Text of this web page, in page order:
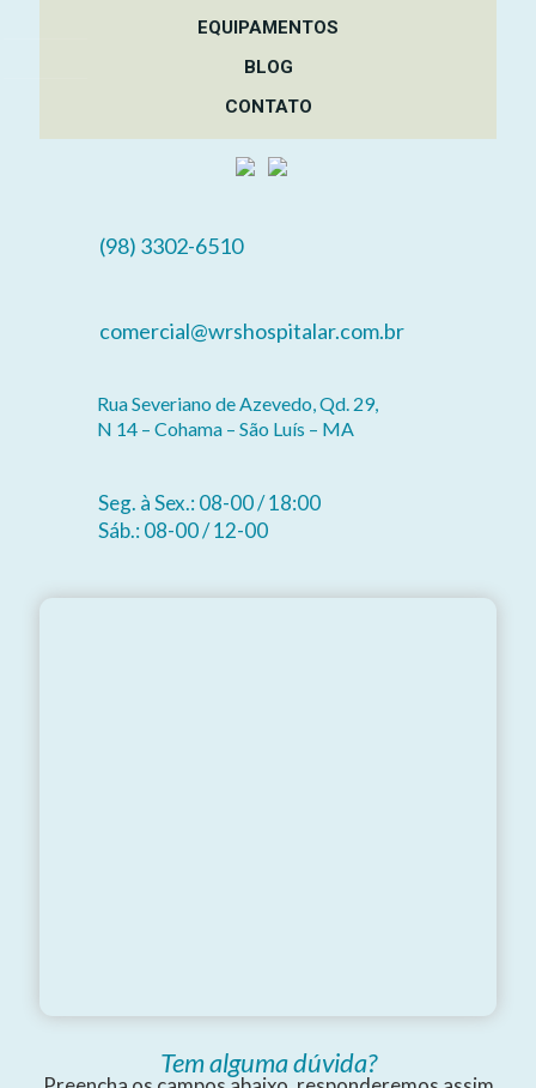
EQUIPAMENTOS
BLOG
CONTATO
(98) 3302-6510
comercial@wrshospitalar.com.br
Rua Severiano de Azevedo, Qd. 29,
N 14 – Cohama – São Luís – MA
Seg. à Sex.: 08-00 / 18:00
Sáb.: 08-00 / 12-00
Tem alguma dúvida?